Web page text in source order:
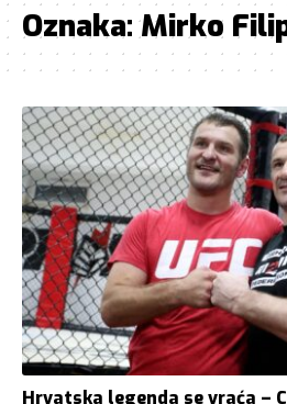
Oznaka:Mirko
Hrvatska legenda se vraća –